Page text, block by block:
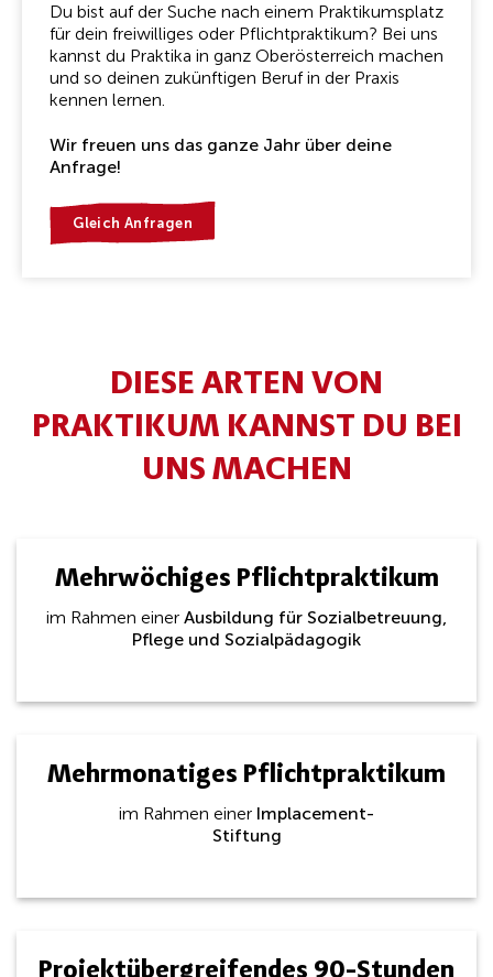
Du bist auf der Suche nach einem Praktikumsplatz
für dein freiwilliges oder Pflichtpraktikum? Bei uns
kannst du Praktika in ganz Oberösterreich machen
und so deinen zukünftigen Beruf in der Praxis
kennen lernen.
Wir freuen uns das ganze Jahr über deine
Anfrage!
Gleich Anfragen
DIESE ARTEN VON
PRAKTIKUM KANNST DU BEI
UNS MACHEN
Mehrwöchiges Pflichtpraktikum
im Rahmen einer Ausbildung für Sozialbetreuung,
Pflege und Sozialpädagogik
Mehrmonatiges Pflichtpraktikum
im Rahmen einer Implacement-
Stiftung
Projektübergreifendes 90-Stunden